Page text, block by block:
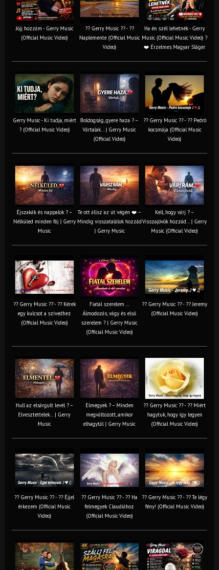
Jöjj hozzám - Gerry Music
(Official Music Video)
?? Gerry Music ?? - ??
Naplemente (Official Music
Video)
Ha én szél lehetnék - Gerry
Music (Official Music Video) ?️
❤️ Érzelmes Magyar Sláger
Gerry Music - Ki tudja, miért
? (Official Music Video)
Boldogság, gyere haza ? –
Vártalak… | Gerry Music
(Official Video)
?? Gerry Music ?? - ?? Pedró
kocsmája (Official Music
Video)
Éjszakák és nappalok ? –
Nélküled minden fáj | Gerry
Music
Te ott állsz az út végén ❤️ –
Mindig visszatalálok hozzád
| Gerry Music
Kell, hogy várj ? –
Visszajövök hozzád… | Gerry
Music (Official Video)
?? Gerry Music ?? - ?? Kérek
egy kulcsot a szívedhez
(Official Music Video)
Fiatal szerelem ...
Álmodozás, vágy és első
szerelem ? | Gerry Music
(Official Music Video)
?? Gerry Music ?? - ?? Jeremy
(Official Music Video)
Hull az elsárgult levél ? –
Elvesztettelek… | Gerry
Music
Elmegyek ? – Minden
megváltozott, amikor
elhagytál | Gerry Music
?? Gerry Music ?? - ?? Miért
hagytuk, hogy így legyen
(Official Music Video)
?? Gerry Music ?? - ?? Éjjel
érkezem (Official Music
Video)
?? Gerry Music ?? - ?? Ha
felmegyek Claudiához
(Official Music Video)
?? Gerry Music ?? - ?? Te légy
fény! (Official Music Video)